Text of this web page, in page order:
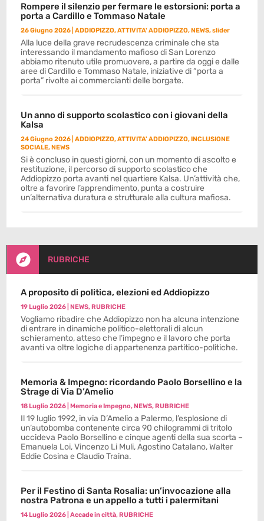
Rompere il silenzio per fermare le estorsioni: porta a
porta a Cardillo e Tommaso Natale
26 Giugno 2026 |ADDIOPIZZO,ATTIVITA' ADDIOPIZZO,NEWS,slider
Alla luce della grave recrudescenza criminale che sta
interessando il mandamento mafioso di San Lorenzo
abbiamo ritenuto utile promuovere, a partire da oggi e dalle
aree di Cardillo e Tommaso Natale, iniziative di “porta a
porta” rivolte ai commercianti delle borgate.
Un anno di supporto scolastico con i giovani della
Kalsa
24 Giugno 2026 |ADDIOPIZZO,ATTIVITA' ADDIOPIZZO,INCLUSIONE
SOCIALE,NEWS
Si è concluso in questi giorni, con un momento di ascolto e
restituzione, il percorso di supporto scolastico che
Addiopizzo porta avanti nel quartiere Kalsa. Un’attività che,
oltre a favorire l’apprendimento, punta a costruire
un’alternativa duratura e strutturale alla cultura mafiosa.
 RUBRICHE
A proposito di politica, elezioni ed Addiopizzo
19 Luglio 2026 |NEWS,RUBRICHE
Vogliamo ribadire che Addiopizzo non ha alcuna intenzione
di entrare in dinamiche politico-elettorali di alcun
schieramento, atteso che l’impegno e il lavoro che porta
avanti va oltre logiche di appartenenza partitico-politiche.
Memoria & Impegno: ricordando Paolo Borsellino e la
Strage di Via D’Amelio
18 Luglio 2026 |Memoria e Impegno,NEWS,RUBRICHE
Il 19 luglio 1992, in via D’Amelio a Palermo, l’esplosione di
un’autobomba contenente circa 90 chilogrammi di tritolo
uccideva Paolo Borsellino e cinque agenti della sua scorta –
Emanuela Loi, Vincenzo Li Muli, Agostino Catalano, Walter
Eddie Cosina e Claudio Traina.
Per il Festino di Santa Rosalia: un’invocazione alla
nostra Patrona e un appello a tutti i palermitani
14 Luglio 2026 |Accade in città,RUBRICHE